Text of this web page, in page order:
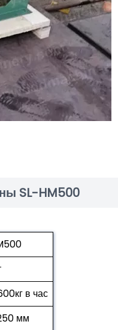
SL-HM500
в час
мм